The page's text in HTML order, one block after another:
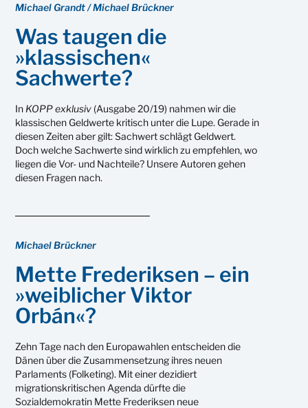
Michael Grandt / Michael Brückner
Was taugen die
»klassischen«
Sachwerte?
In KOPP exklusiv (Ausgabe 20/19) nahmen wir die
klassischen Geldwerte kritisch unter die Lupe. Gerade in
diesen Zeiten aber gilt: Sachwert schlägt Geldwert.
Doch welche Sachwerte sind wirklich zu empfehlen, wo
liegen die Vor- und Nachteile? Unsere Autoren gehen
diesen Fragen nach.
Michael Brückner
Mette Frederiksen – ein
»weiblicher Viktor
Orbán«?
Zehn Tage nach den Europawahlen entscheiden die
Dänen über die Zusammensetzung ihres neuen
Parlaments (Folketing). Mit einer dezidiert
migrationskritischen Agenda dürfte die
Sozialdemokratin Mette Frederiksen neue